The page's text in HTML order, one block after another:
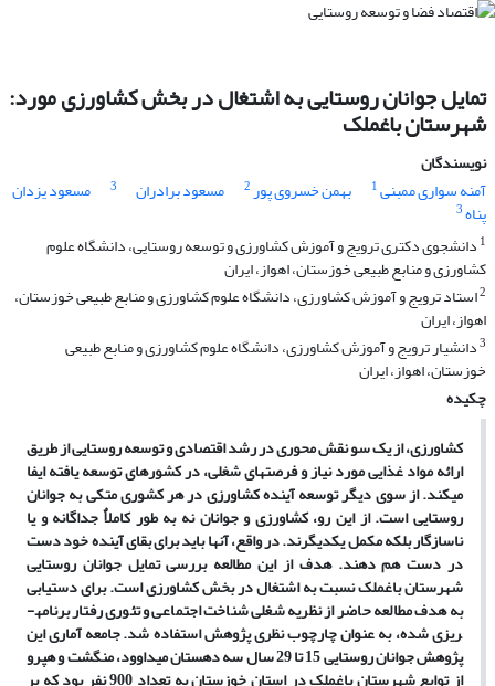
تمایل جوانان روستایی به اشتغال در بخش کشاورزی مورد:
شهرستان باغملک
نویسندگان
آمنه سواری ممبنی1 بهمن خسروی پور2 مسعود برادران 3 مسعود یزدان
پناه3
1 دانشجوی دکتری ترویج و آموزش کشاورزی و توسعه روستایی، دانشگاه علوم
کشاورزی و منابع طبیعی خوزستان، اهواز، ایران
2استاد ترویج و آموزش کشاورزی، دانشگاه علوم کشاورزی و منابع طبیعی خوزستان،
اهواز، ایران
3دانشیار ترویج و آموزش کشاورزی، دانشگاه علوم کشاورزی و منابع طبیعی
خوزستان، اهواز، ایران
چکیده
کشاورزی، از یک سو نقش محوری در رشد اقتصادی و توسعه روستایی از طریق
ارائه مواد غذایی مورد نیاز و فرصت­های شغلی، در کشورهای توسعه یافته ایفا
می­کند.از سوی دیگر توسعه آینده کشاورزی در هر کشوری متکی به جوانان
روستایی است.از این رو، کشاورزی و جوانان نه به طور کاملاٌ جداگانه و یا
ناسازگار بلکه مکمل یکدیگرند.در واقع، آن­ها باید برای بقای آینده خود دست
در دست همدهند. هدف از این مطالعه بررسی تمایل جوانان روستایی
شهرستان باغملک نسبت به اشتغال در بخش کشاورزی است. برای دستیابی
به هدف مطالعه حاضر از نظریه شغلی شناخت اجتماعی و تئوری رفتار برنامه­
ریزی شده، به عنوان چارچوب نظری پژوهش استفاده شد.جامعه آماری این
پژوهش جوانان روستایی 15 تا 29 سال سه دهستان میداوود، منگشت و هپرو